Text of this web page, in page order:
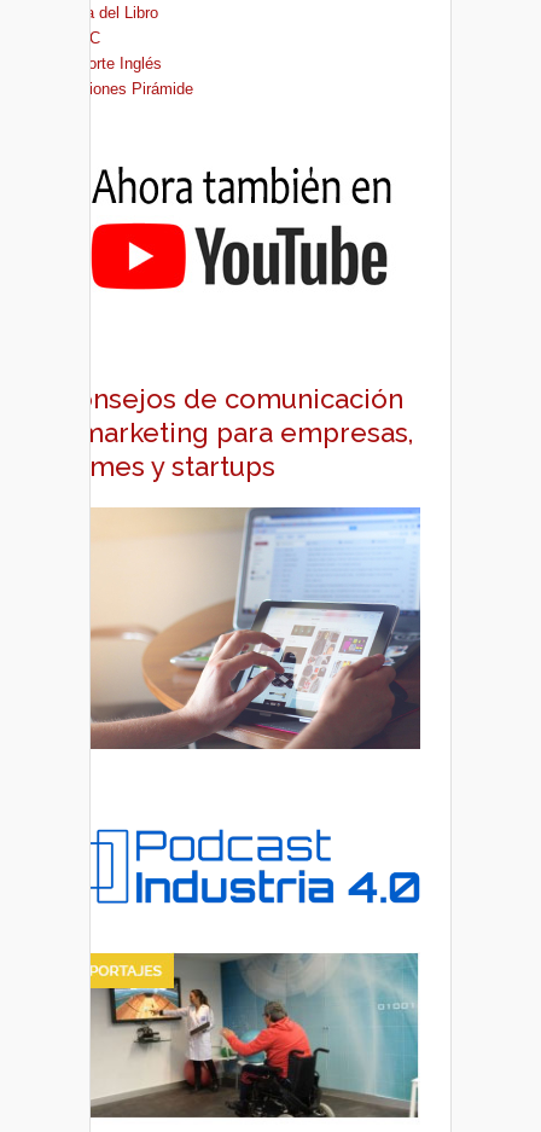
Casa del Libro
FNAC
El Corte Inglés
Ediciones Pirámide
Consejos de comunicación
y marketing para empresas,
pymes y startups